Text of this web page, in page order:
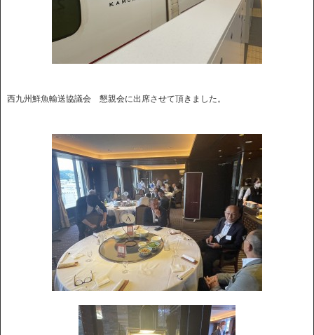
西九州鮮魚輸送協議会 懇親会に出席させて頂きました。